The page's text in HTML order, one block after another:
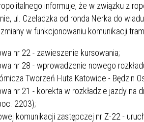
informuje, że w związku z
ul. Czeladzka od ronda Nerka do
w funkcjonowaniu komunikacji
nr 22 - zawieszenie kursowania;
nr 28 - wprowadzenie nowego
Tworzeń Huta Katowice - Będzin
nr 21 - korekta w rozkładzie jazdy na
2203);
komunikacji zastępczej nr Z-22 -